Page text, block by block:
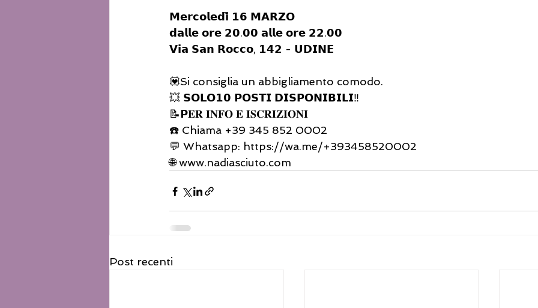
𝗠𝗲𝗿𝗰𝗼𝗹𝗲𝗱𝗶̀ 𝟭𝟲 𝗠𝗔𝗥𝗭𝗢
𝗱𝗮𝗹𝗹𝗲 𝗼𝗿𝗲 𝟮𝟬.𝟬𝟬 𝗮𝗹𝗹𝗲 𝗼𝗿𝗲 𝟮𝟮.𝟬𝟬
𝗩𝗶𝗮 𝗦𝗮𝗻 𝗥𝗼𝗰𝗰𝗼, 𝟭𝟰𝟮 - 𝗨𝗗𝗜𝗡𝗘
💟Si consiglia un abbigliamento comodo.
💥 𝗦𝗢𝗟𝗢𝟭𝟬 𝗣𝗢𝗦𝗧𝗜 𝗗𝗜𝗦𝗣𝗢𝗡𝗜𝗕𝗜𝗟𝗜‼️
📝𝗣𝐄𝐑 𝐈𝐍𝐅𝐎 𝐄 𝐈𝐒𝐂𝐑𝐈𝐙𝐈𝐎𝐍𝐈
☎️ Chiama +39 345 852 0002
💬 Whatsapp: https://wa.me/+393458520002
🌐 www.nadiasciuto.com
Post recenti